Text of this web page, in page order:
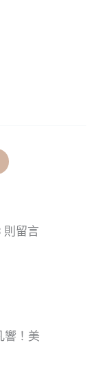
則留言
響！美